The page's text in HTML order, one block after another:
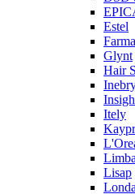
Estel
Glynt
Hair
Itely
Limba
Lisap